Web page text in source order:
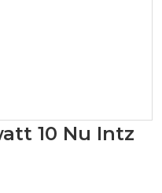
10 Nu Intz